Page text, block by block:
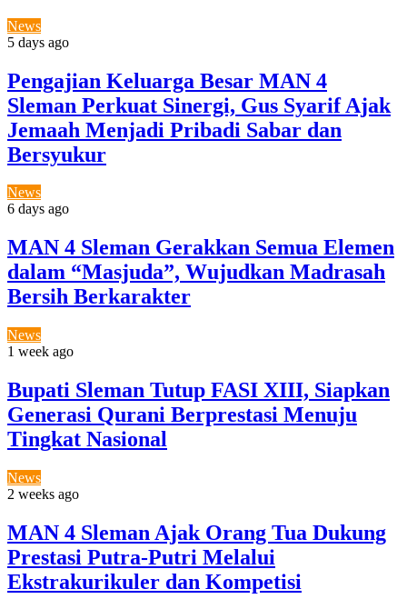
News
5 days ago
Pengajian Keluarga Besar MAN 4
Sleman Perkuat Sinergi, Gus Syarif Ajak
Jemaah Menjadi Pribadi Sabar dan
Bersyukur
News
6 days ago
MAN 4 Sleman Gerakkan Semua Elemen
dalam “Masjuda”, Wujudkan Madrasah
Bersih Berkarakter
News
1 week ago
Bupati Sleman Tutup FASI XIII, Siapkan
Generasi Qurani Berprestasi Menuju
Tingkat Nasional
News
2 weeks ago
MAN 4 Sleman Ajak Orang Tua Dukung
Prestasi Putra-Putri Melalui
Ekstrakurikuler dan Kompetisi